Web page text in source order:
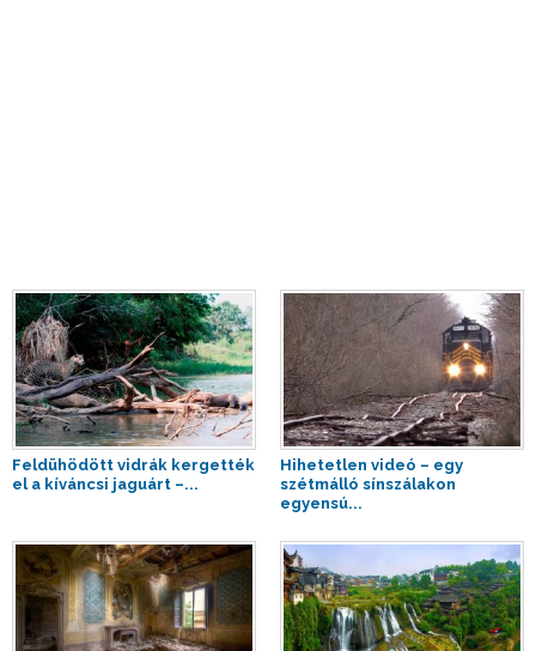
Feldühödött vidrák kergették
el a kíváncsi jaguárt –...
Hihetetlen videó – egy
szétmálló sínszálakon
egyensú...